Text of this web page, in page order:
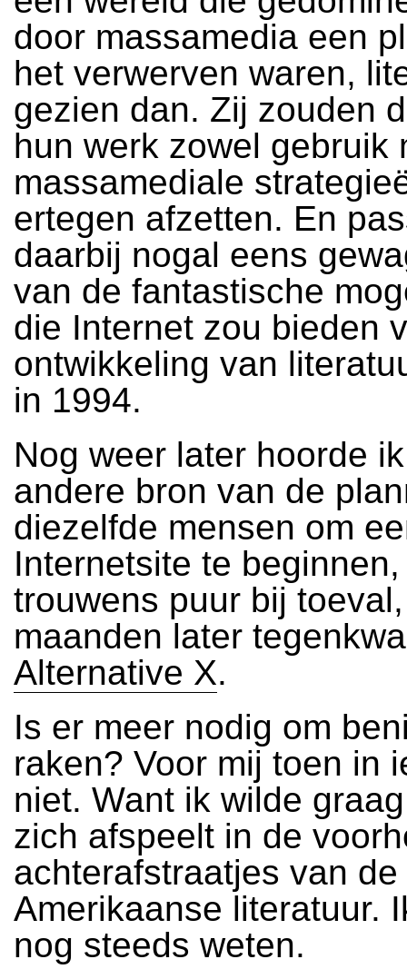
door massamedia een
het verwerven waren,
gezien dan. Zij zouden
hun werk zowel gebruik
massamediale
ertegen afzetten. En
daarbij nogal eens
van de fantastische
die Internet zou bieden
ontwikkeling van
in 1994.
Nog weer later hoorde
andere bron van de
diezelfde mensen om
Internetsite te
trouwens puur bij
maanden later
Alternative X.
Is er meer nodig om
raken? Voor mij toen in
niet. Want ik wilde
zich afspeelt in de
achterafstraatjes van de
Amerikaanse literatuur.
nog steeds weten.